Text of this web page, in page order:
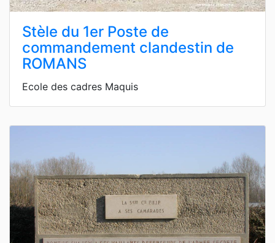
Stèle du 1er Poste de
commandement clandestin de
ROMANS
Ecole des cadres Maquis